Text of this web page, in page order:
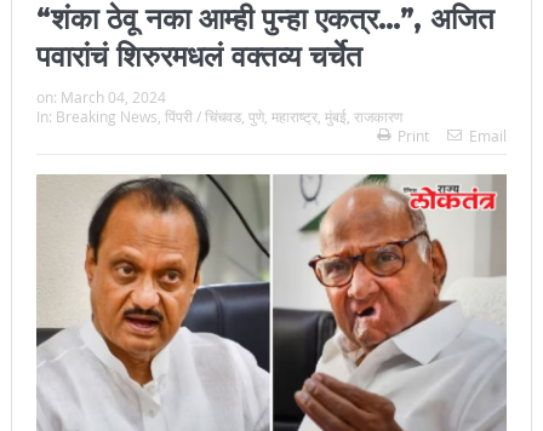
“शंका ठेवू नका आम्ही पुन्हा एकत्र…”, अजित
पवारांचं शिरुरमधलं वक्तव्य चर्चेत
on: March 04, 2024
In: Breaking News पिंपरी / चिंचवड, पुणे, महाराष्ट्र, मुंबई राजकारण
Print
Email